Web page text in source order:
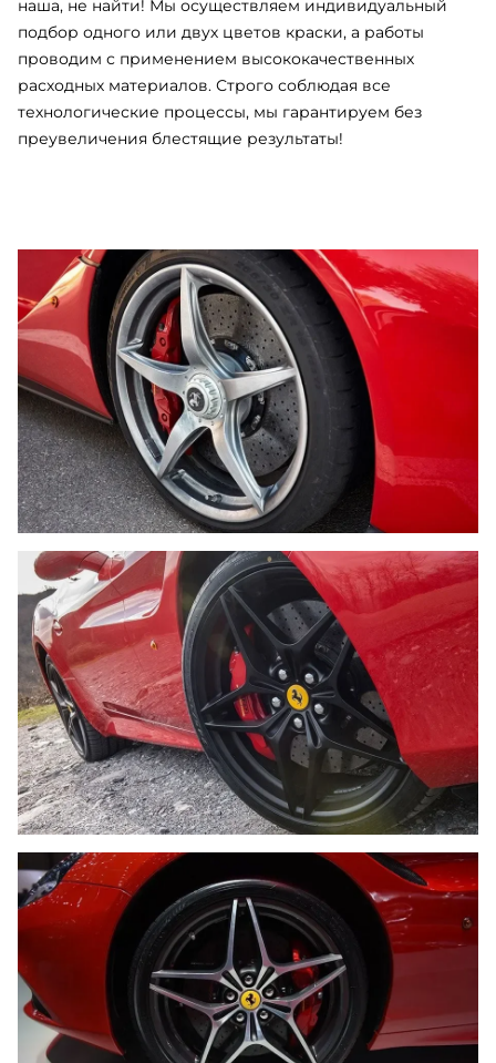
наша, не найти! Мы осуществляем индивидуальный
подбор одного или двух цветов краски, а работы
проводим с применением высококачественных
расходных материалов. Строго соблюдая все
технологические процессы, мы гарантируем без
преувеличения блестящие результаты!